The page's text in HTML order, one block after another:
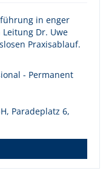
in enger
Dr. Uwe
Praxisablauf.
- Permanent
Paradeplatz 6,